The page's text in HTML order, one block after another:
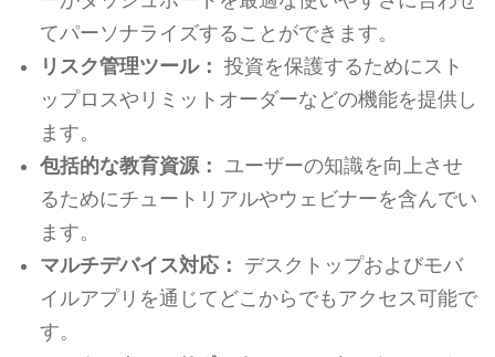
てパーソナライズすることができます。
リスク管理ツール： 投資を保護するためにスト
ップロスやリミットオーダーなどの機能を提供し
ます。
包括的な教育資源：
ユーザーの知識を向上させ
るためにチュートリアルやウェビナーを含んでい
ます。
マルチデバイス対応：
デスクトップおよびモバ
イルアプリを通じてどこからでもアクセス可能で
す。